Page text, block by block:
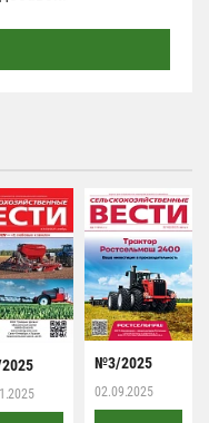
№3/2025
02.09.2025